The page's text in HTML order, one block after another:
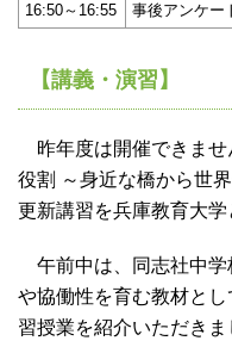
16:50～16:55
事後アンケー
【講義・演習】
昨年度は開催できませ
役割 ～身近な橋から世
更新講習を兵庫教育大学
午前中は、同志社中学
や協働性を育む教材と
習授業を紹介いただき